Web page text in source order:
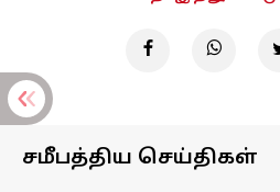
சமீபத்திய செய்திகள்